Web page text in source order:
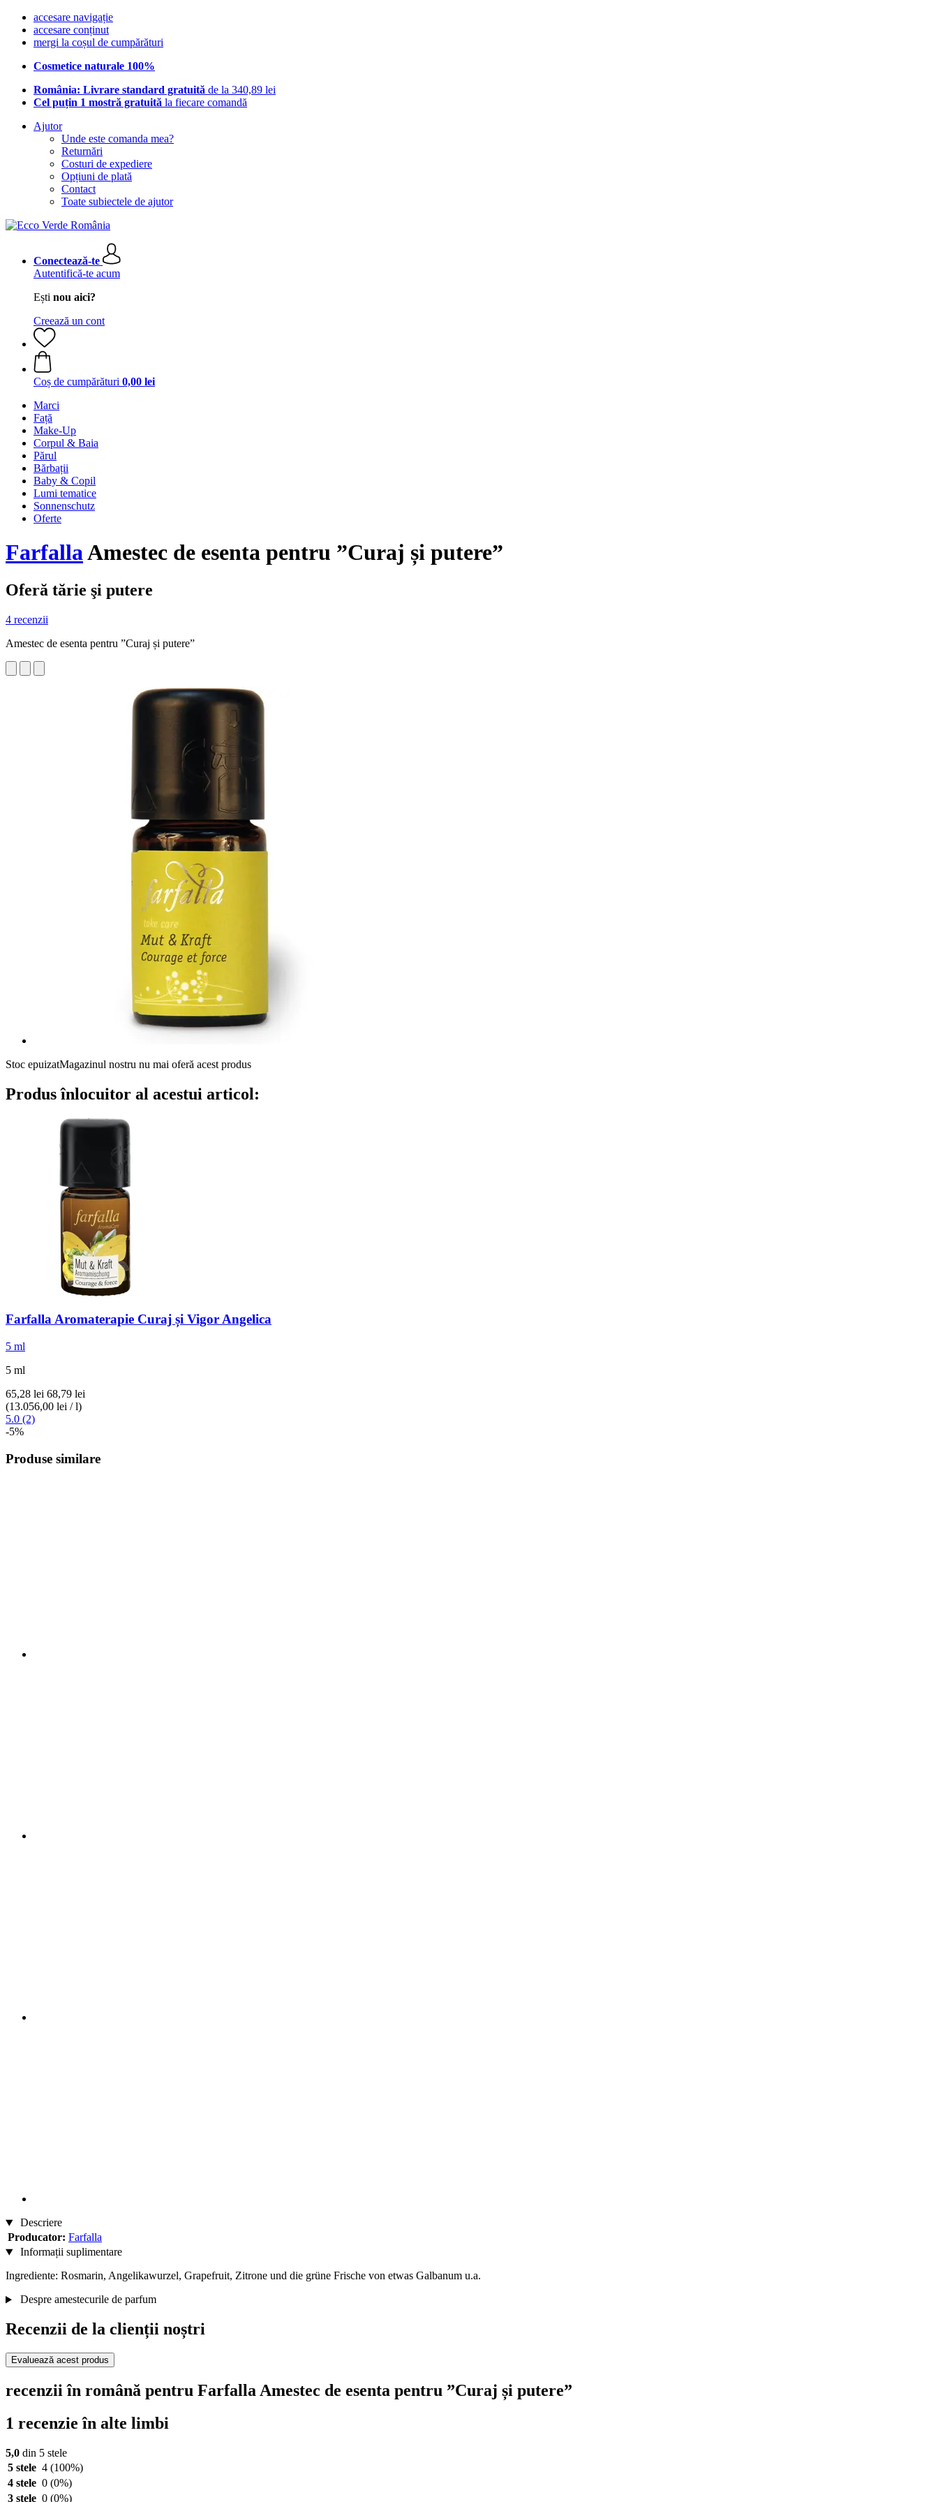
accesare navigație
accesare conținut
mergi la coșul de cumpărături
Cosmetice naturale 100%
România: Livrare standard gratuită de la 340,89 lei
Cel puțin 1 mostră gratuită la fiecare comandă
Ajutor
Unde este comanda mea?
Returnări
Costuri de expediere
Opțiuni de plată
Contact
Toate subiectele de ajutor
Conectează-te
Autentifică-te acum
Ești nou aici?
Creează un cont
Coș de cumpărături 0,00 lei
Marci
Față
Make-Up
Corpul & Baia
Părul
Bărbații
Baby & Copil
Lumi tematice
Sonnenschutz
Oferte
FarfallaAmestec de esenta pentru ”Curaj și putere”
Oferă tărie şi putere
4 recenzii
Amestec de esenta pentru ”Curaj și putere”
Stoc epuizatMagazinul nostru nu mai oferă acest produs
Produs înlocuitor al acestui articol:
FarfallaAromaterapie Curaj și Vigor Angelica
5 ml
5 ml
65,28 lei 68,79 lei
(13.056,00 lei / l)
5.0 (2)
-5%
Produse similare
Descriere
Producator: Farfalla
Informații suplimentare
Ingrediente: Rosmarin, Angelikawurzel, Grapefruit, Zitrone und die grüne Frische von etwas Galbanum u.a.
Despre amestecurile de parfum
Recenzii de la clienții noștri
Evaluează acest produs
recenzii în română pentru Farfalla Amestec de esenta pentru ”Curaj și putere”
1 recenzie în alte limbi
5,0 din 5 stele
5 stele 4 (100%)
4 stele 0 (0%)
3 stele 0 (0%)